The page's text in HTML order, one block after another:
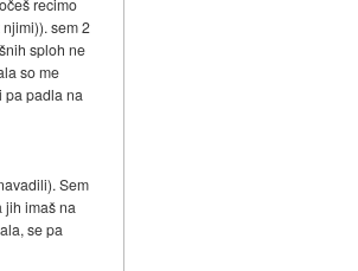
recimo
sem 2
sploh ne
so me
pa padla na
Sem
jih imaš na
se pa